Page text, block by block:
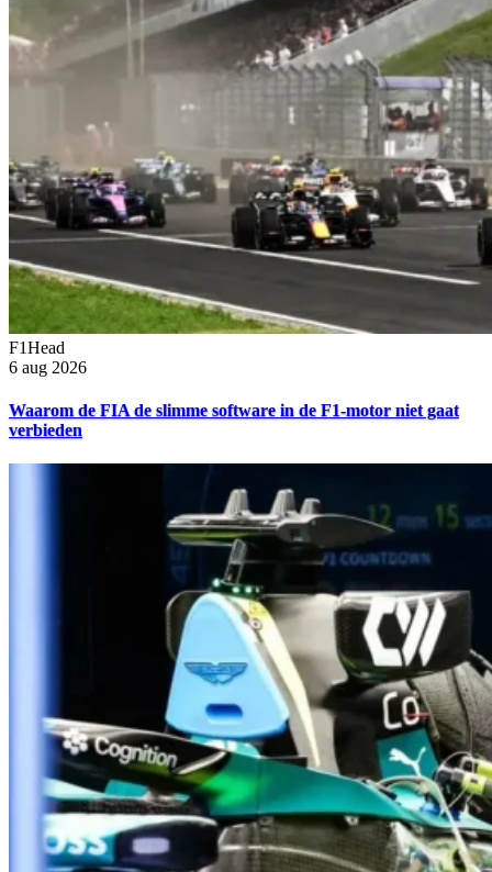
F1Head
6 aug 2026
Waarom de FIA de slimme software in de F1-motor niet gaat
verbieden